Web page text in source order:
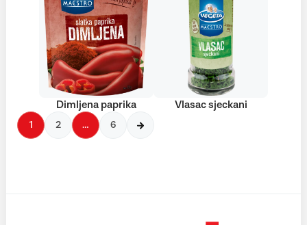
Dimljena paprika Vlasac sjeckani
1 2 … 6